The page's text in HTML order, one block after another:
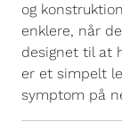
og
enklere, når
designet til at
er et simpelt
symptom på